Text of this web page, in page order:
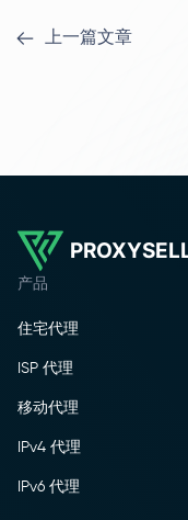
上一篇文章
产品
住宅代理
ISP 代理
移动代理
IPv4 代理
IPv6 代理